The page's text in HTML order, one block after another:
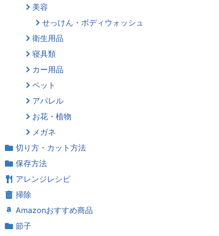
美容
せっけん・ボディウォッシュ
衛生用品
寝具類
カー用品
ペット
アパレル
お花・植物
メガネ
切り方・カット方法
保存方法
アレンジレシピ
掃除
Amazonおすすめ商品
節子